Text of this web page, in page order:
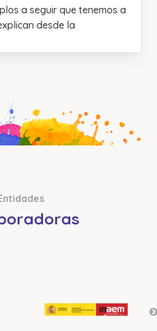
a seguir que tenemos a
desde la